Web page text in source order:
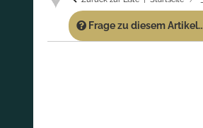
Frage zu diesem